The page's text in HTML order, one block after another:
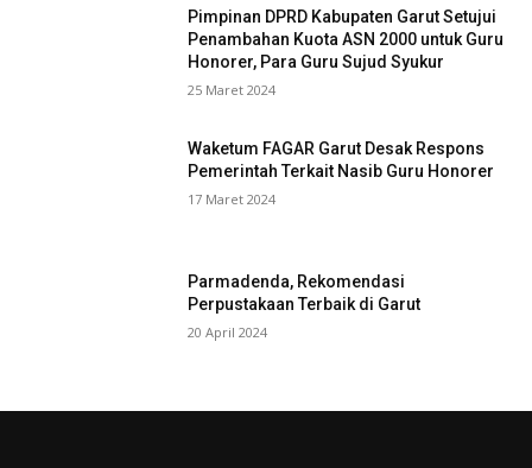
Pimpinan DPRD Kabupaten Garut Setujui
Penambahan Kuota ASN 2000 untuk Guru
Honorer, Para Guru Sujud Syukur
25 Maret 2024
Waketum FAGAR Garut Desak Respons
Pemerintah Terkait Nasib Guru Honorer
17 Maret 2024
Parmadenda, Rekomendasi
Perpustakaan Terbaik di Garut
20 April 2024